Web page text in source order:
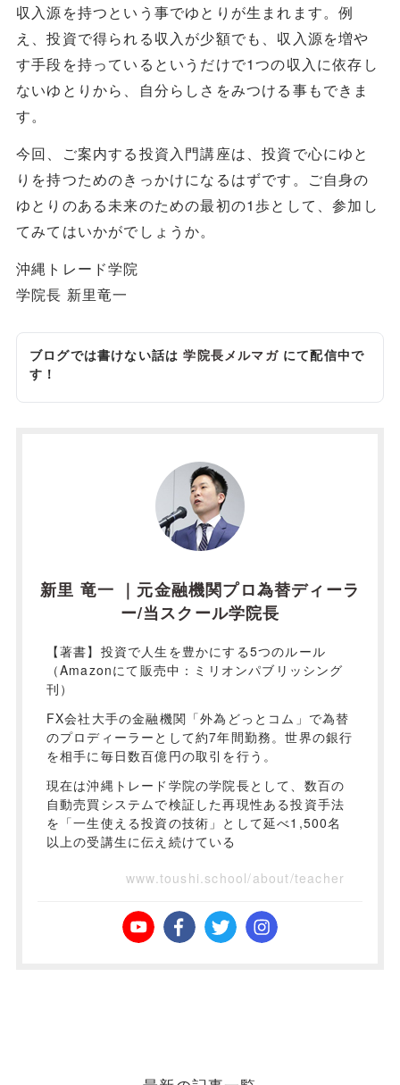
収入源を持つという事でゆとりが生まれます。例
え、投資で得られる収入が少額でも、収入源を増や
す手段を持っているというだけで1つの収入に依存し
ないゆとりから、自分らしさをみつける事もできま
す。
今回、ご案内する投資入門講座は、投資で心にゆと
りを持つためのきっかけになるはずです。ご自身の
ゆとりのある未来のための最初の1歩として、参加し
てみてはいかがでしょうか。
沖縄トレード学院
学院長 新里竜一
ブログでは書けない話は学院長メルマガにて配信中で
す！
新里 竜一 ｜元金融機関プロ為替ディーラ
ー/当スクール学院長
【著書】投資で人生を豊かにする5つのルール
（Amazonにて販売中：ミリオンパブリッシング
刊）
FX会社大手の金融機関「外為どっとコム」で為替
のプロディーラーとして約7年間勤務。世界の銀行
を相手に毎日数百億円の取引を行う。
現在は沖縄トレード学院の学院長として、数百の
自動売買システムで検証した再現性ある投資手法
を「一生使える投資の技術」として延べ1,500名
以上の受講生に伝え続けている
www.toushi.school/about/teacher